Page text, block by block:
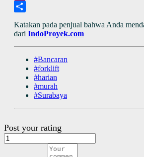
Pinterest
Katakan pada penjual bahwa Anda
dari IndoProyek.com
#Bancaran
#forklift
#harian
#murah
#Surabaya
Post your rating